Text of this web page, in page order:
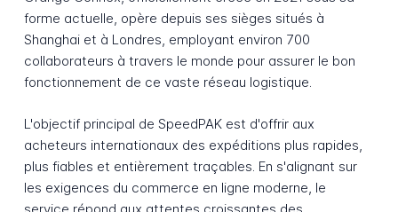
forme actuelle, opère depuis ses sièges situés à
Shanghai et à Londres, employant environ 700
collaborateurs à travers le monde pour assurer le bon
fonctionnement de ce vaste réseau logistique.
L'objectif principal de SpeedPAK est d'offrir aux
acheteurs internationaux des expéditions plus rapides,
plus fiables et entièrement traçables. En s'alignant sur
les exigences du commerce en ligne moderne, le